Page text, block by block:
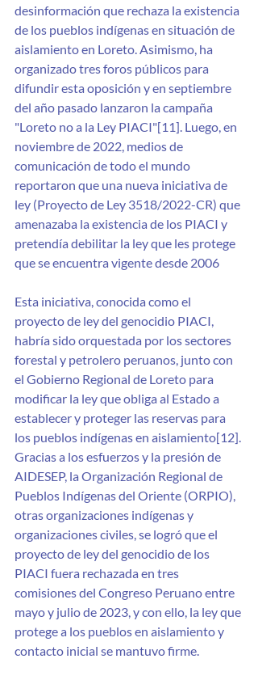
desinformación que rechaza la existencia
de los pueblos indígenas en situación de
aislamiento en Loreto. Asimismo, ha
organizado tres foros públicos para
difundir esta oposición y en septiembre
del año pasado lanzaron la campaña
"Loreto no a la Ley PIACI"[11]. Luego, en
noviembre de 2022, medios de
comunicación de todo el mundo
reportaron que una nueva iniciativa de
ley (Proyecto de Ley 3518/2022-CR) que
amenazaba la existencia de los PIACI y
pretendía debilitar la ley que les protege
que se encuentra vigente desde 2006
Esta iniciativa, conocida como el
proyecto de ley del genocidio PIACI,
habría sido orquestada por los sectores
forestal y petrolero peruanos, junto con
el Gobierno Regional de Loreto para
modificar la ley que obliga al Estado a
establecer y proteger las reservas para
los pueblos indígenas en aislamiento[12].
Gracias a los esfuerzos y la presión de
AIDESEP, la Organización Regional de
Pueblos Indígenas del Oriente (ORPIO),
otras organizaciones indígenas y
organizaciones civiles, se logró que el
proyecto de ley del genocidio de los
PIACI fuera rechazada en tres
comisiones del Congreso Peruano entre
mayo y julio de 2023, y con ello, la ley que
protege a los pueblos en aislamiento y
contacto inicial se mantuvo firme.